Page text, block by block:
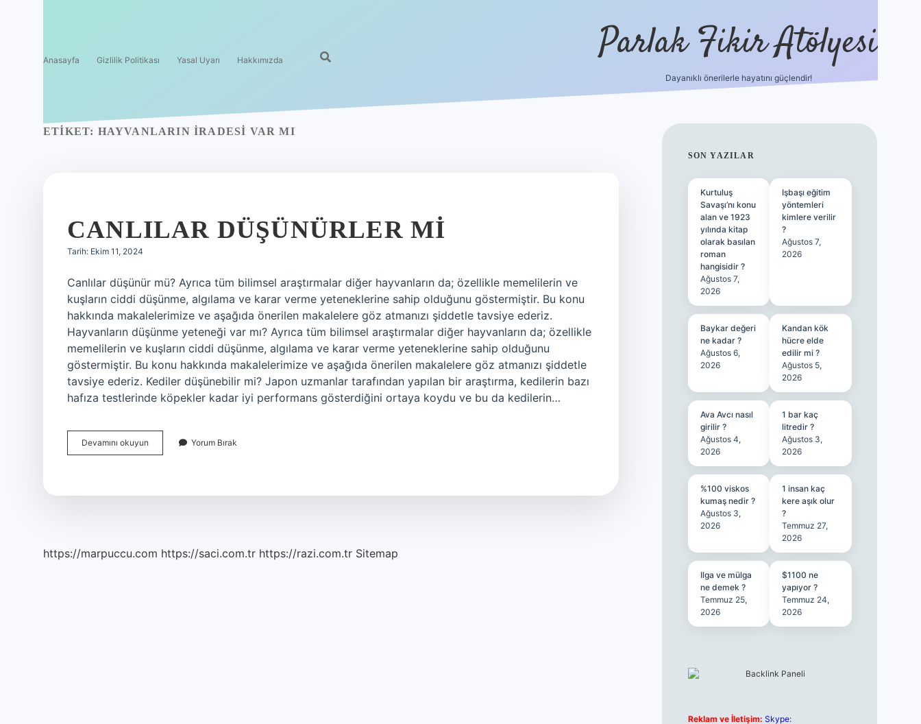
Anasayfa Gizlilik Politikası Yasal Uyarı Hakkımızda Parlak Fikir Atölyesi
Dayanıklı önerilerle hayatını güçlendir!
ETIKET: HAYVANLARIN IRADESI VAR MI
CANLILAR DÜŞÜNÜRLER MI
Tarih: Ekim 11, 2024
Canlılar düşünür mü? Ayrıca tüm bilimsel araştırmalar diğer hayvanların da; özellikle memelilerin ve
kuşların ciddi düşünme, algılama ve karar verme yeteneklerine sahip olduğunu göstermiştir. Bu konu
hakkında makalelerimize ve aşağıda önerilen makalelere göz atmanızı şiddetle tavsiye ederiz.
Hayvanların düşünme yeteneği var mı? Ayrıca tüm bilimsel araştırmalar diğer hayvanların da; özellikle
memelilerin ve kuşların ciddi düşünme, algılama ve karar verme yeteneklerine sahip olduğunu
göstermiştir. Bu konu hakkında makalelerimize ve aşağıda önerilen makalelere göz atmanızı şiddetle
tavsiye ederiz. Kediler düşünebilir mi? Japon uzmanlar tarafından yapılan bir araştırma, kedilerin bazı
hafıza testlerinde köpekler kadar iyi performans gösterdiğini ortaya koydu ve bu da kedilerin…
Devamını okuyun
Düşünürler
Yorum Bırak
https://marpuccu.com https://saci.com.tr https://razi.com.tr Sitemap
SIDEBAR
SON YAZILAR
Kurtuluş
Savaşı’nı konu
alan ve 1923
yılında kitap
olarak basılan
roman
hangisidir ?
Ağustos 7,
2026
Işbaşı eğitim
yöntemleri
kimlere verilir
?
Ağustos 7,
2026
Baykar değeri
ne kadar ?
Ağustos 6,
2026
Kandan kök
hücre elde
edilir mi ?
Ağustos 5,
2026
Ava Avcı nasıl
girilir ?
Ağustos 4,
2026
1 bar kaç
litredir ?
Ağustos 3,
2026
%100 viskos
kumaş nedir ?
Ağustos 3,
2026
1 insan kaç
kere aşık olur
?
Temmuz 27,
2026
Ilga ve mülga
ne demek ?
Temmuz 25,
2026
$1100 ne
yapıyor ?
Temmuz 24,
2026
Reklam ve İletişim: Skype:
ilbet casino